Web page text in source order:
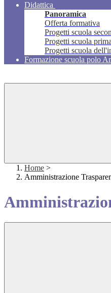
Didattica
Panoramica
Offerta formativa
Progetti scuola
Progetti scuola
Progetti scuola
Formazione scuola polo
Home >
Amministrazione